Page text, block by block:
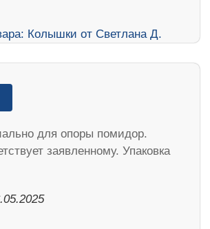
для опоры помидор.
заявленному. Упаковка